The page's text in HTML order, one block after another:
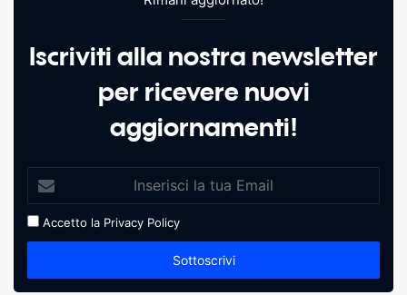
Iscriviti alla nostra newsletter
per ricevere nuovi
aggiornamenti!
Accetto la Privacy Policy